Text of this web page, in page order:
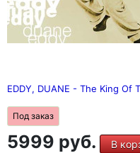
EDDY, DUANE - The King Of
Под заказ
5999 руб. В